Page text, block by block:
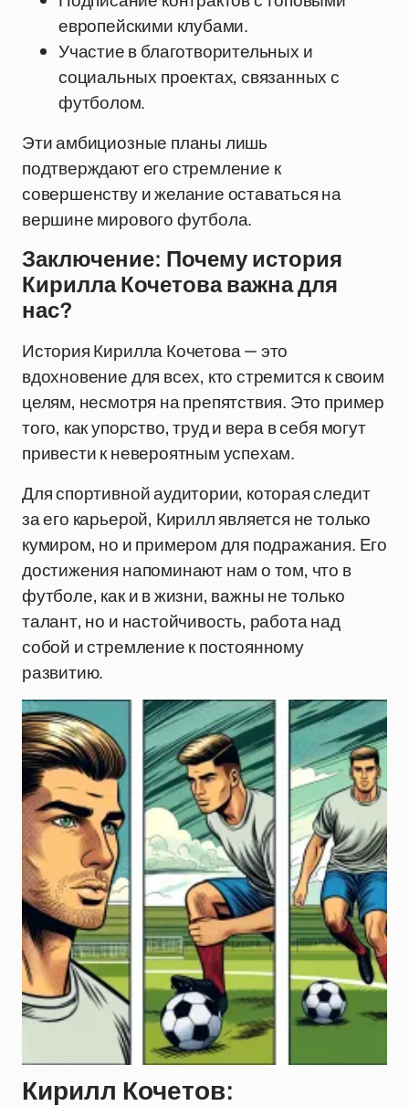
европейскими клубами.
Участие в благотворительных и
социальных проектах, связанных с
футболом.
Эти амбициозные планы лишь
подтверждают его стремление к
совершенству и желание оставаться на
вершине мирового футбола.
Заключение: Почему история
Кирилла Кочетова важна для
нас?
История Кирилла Кочетова — это
вдохновение для всех, кто стремится к своим
целям, несмотря на препятствия. Это пример
того, как упорство, труд и вера в себя могут
привести к невероятным успехам.
Для спортивной аудитории, которая следит
за его карьерой, Кирилл является не только
кумиром, но и примером для подражания. Его
достижения напоминают нам о том, что в
футболе, как и в жизни, важны не только
талант, но и настойчивость, работа над
собой и стремление к постоянному
развитию.
Кирилл Кочетов: